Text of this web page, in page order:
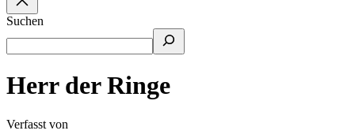
Suchen
Herr der Ringe
Verfasst von